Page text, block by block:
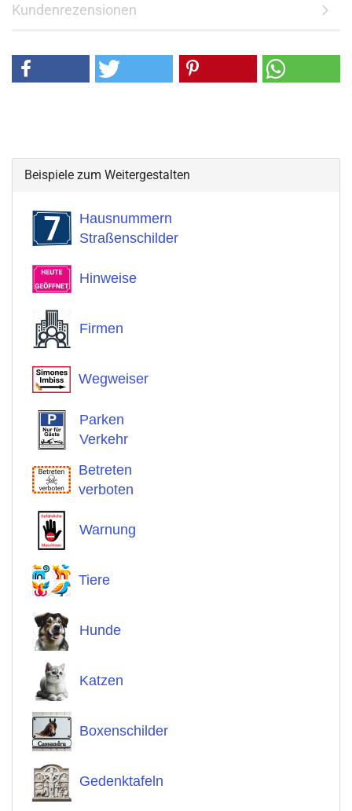
Kundenrezensionen
Beispiele zum Weitergestalten
Hausnummern
Straßenschilder
Hinweise
Firmen
Wegweiser
Parken
Verkehr
Betreten
verboten
Warnung
Tiere
Hunde
Katzen
Boxenschilder
Gedenktafeln